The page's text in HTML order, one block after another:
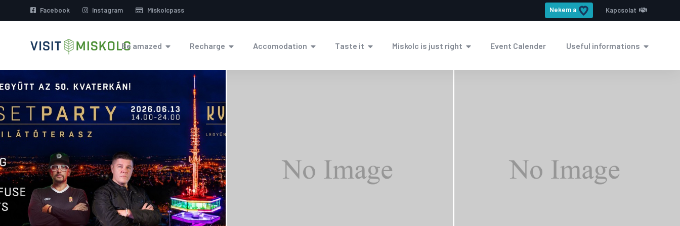
Facebook Instagram Miskolcpass Nekem a Kapcsolat
Be amazed Recharge Accomodation Taste it Miskolc is just right Event Calender Useful informations